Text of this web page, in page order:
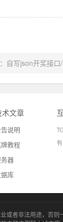
自写json开奖接
术文章
说明
教程
器
库
者非法用途，否则